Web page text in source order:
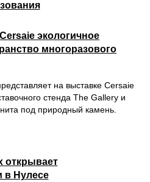
экологичное
многоразового
на выставке Cersaie
стенда The Gallery и
под природный камень.